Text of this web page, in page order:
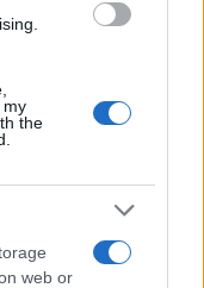
my
the
web or